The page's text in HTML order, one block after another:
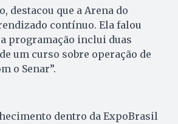
destacou que a Arena do
contínuo. Ela falou
a programação inclui duas
um curso sobre operação de
o Senar”.
dentro da ExpoBrasil